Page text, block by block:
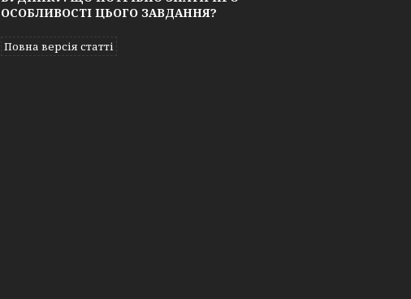
ОСОБЛИВОСТІ ЦЬОГО ЗАВДАННЯ?
Повна версія статті